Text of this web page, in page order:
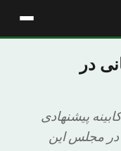
در
پیشنهادی
مجلس این